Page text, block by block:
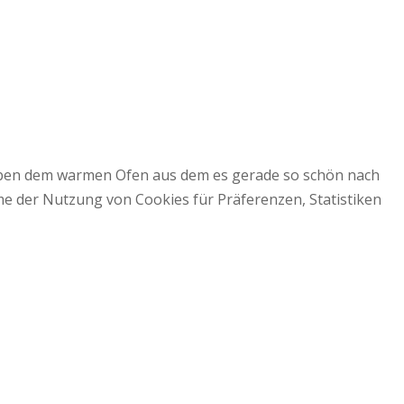
dem warmen Ofen aus dem es gerade so schön nach
der Nutzung von Cookies für Präferenzen, Statistiken